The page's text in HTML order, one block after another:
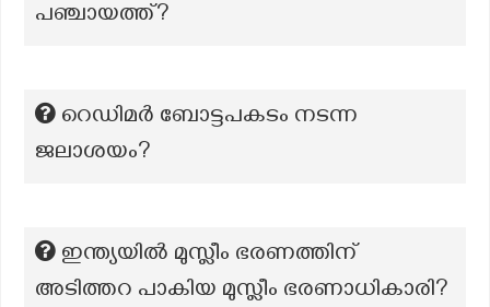
പഞ്ചായത്ത്?
റെഡിമർ ബോട്ടപകടം നടന്ന
ജലാശയം?
ഇന്ത്യയിൽ മുസ്ലീം ഭരണത്തിന്
അടിത്തറ പാകിയ മുസ്ലീം ഭരണാധികാരി?